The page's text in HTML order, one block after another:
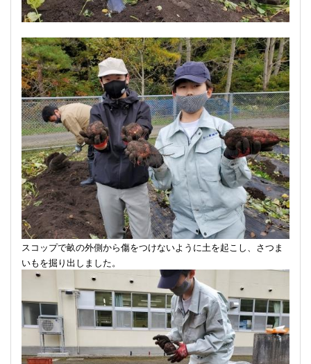
スコップで畝の外側から傷をつけないように土を起こし、さつま
いもを掘り出しました。